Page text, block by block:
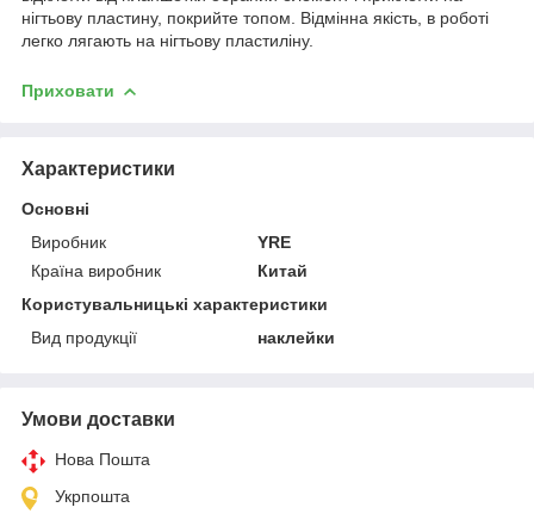
нігтьову пластину, покрийте топом. Відмінна якість, в роботі
легко лягають на нігтьову пластиліну.
Приховати
Характеристики
Основні
Виробник
YRE
Країна виробник
Китай
Користувальницькі характеристики
Вид продукції
наклейки
Умови доставки
Нова Пошта
Укрпошта